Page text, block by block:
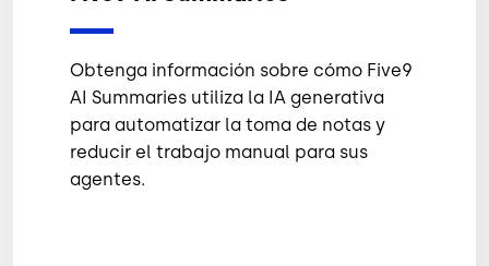
Obtenga información sobre cómo Five9
AI Summaries utiliza la IA generativa
para automatizar la toma de notas y
reducir el trabajo manual para sus
agentes.